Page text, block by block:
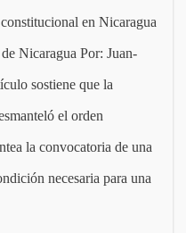
en Nicaragua
Nicaragua Por: Juan-
sostiene que la
el orden
la convocatoria de una
necesaria para una